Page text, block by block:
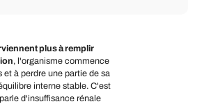
plus à remplir
, l'organisme commence
à perdre une partie de sa
interne stable. C'est
d'insuffisance rénale